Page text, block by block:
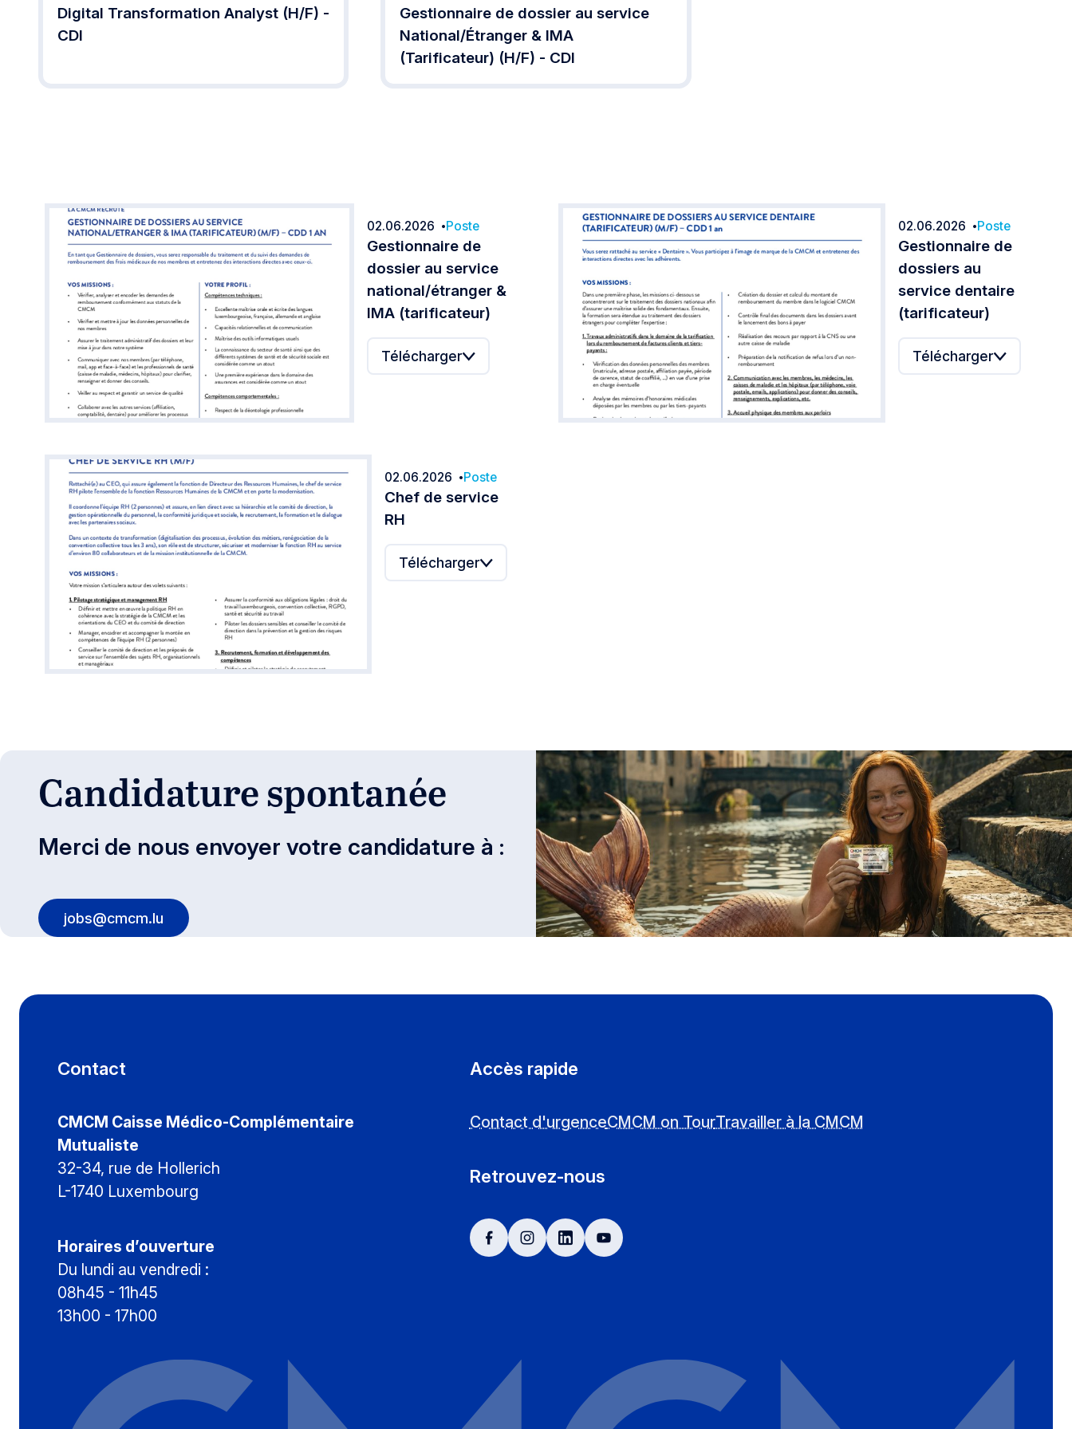
Digital Transformation Analyst (H/F) -
CDI
Gestionnaire de dossier au service
National/Étranger & IMA
(Tarificateur) (H/F) - CDI
Gestionnaire de
dossier au service
national/étranger &
IMA (tarificateur)
Date:
02.06.2026 Poste
Télécharger
Gestionnaire de
dossiers au
service dentaire
(tarificateur)
Date:
02.06.2026 Poste
Télécharger
Chef de service
RH
Date:
02.06.2026 Poste
Télécharger
Candidature spontanée
Merci de nous envoyer votre candidature à :
jobs@cmcm.lu
Contact
CMCM Caisse Médico-Complémentaire
Mutualiste
32-34, rue de Hollerich
L-1740 Luxembourg
Horaires d’ouverture
Du lundi au vendredi :
08h45 - 11h45
13h00 - 17h00
Accès rapide
Contact d'urgenceCMCM on TourTravailler à la CMCM
Retrouvez-nous
facebookinstagram
linkedinyoutube